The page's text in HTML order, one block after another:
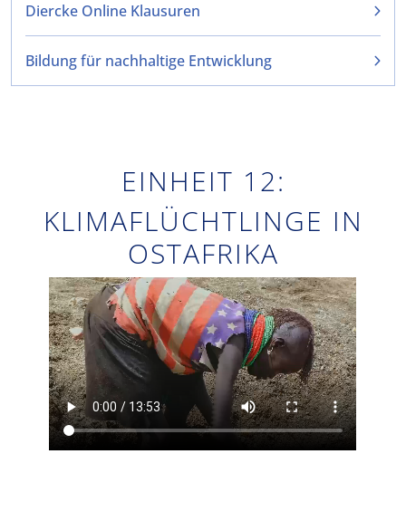
Diercke Online Klausuren
Bildung für nachhaltige Entwicklung
EINHEIT 12:
KLIMAFLÜCHTLINGE IN
OSTAFRIKA